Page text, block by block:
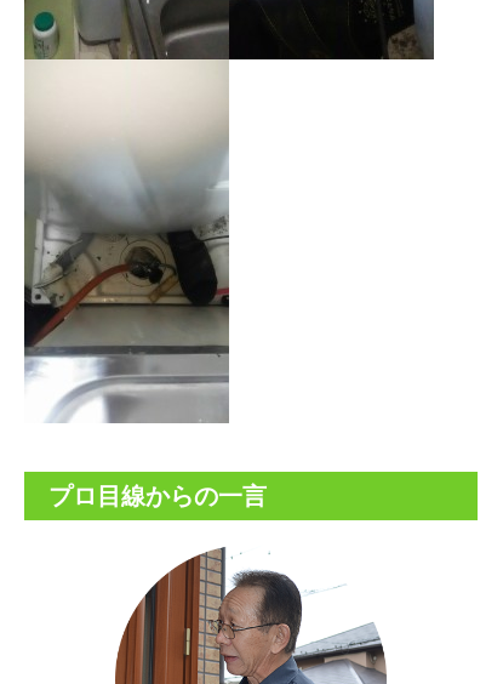
プロ目線からの一言